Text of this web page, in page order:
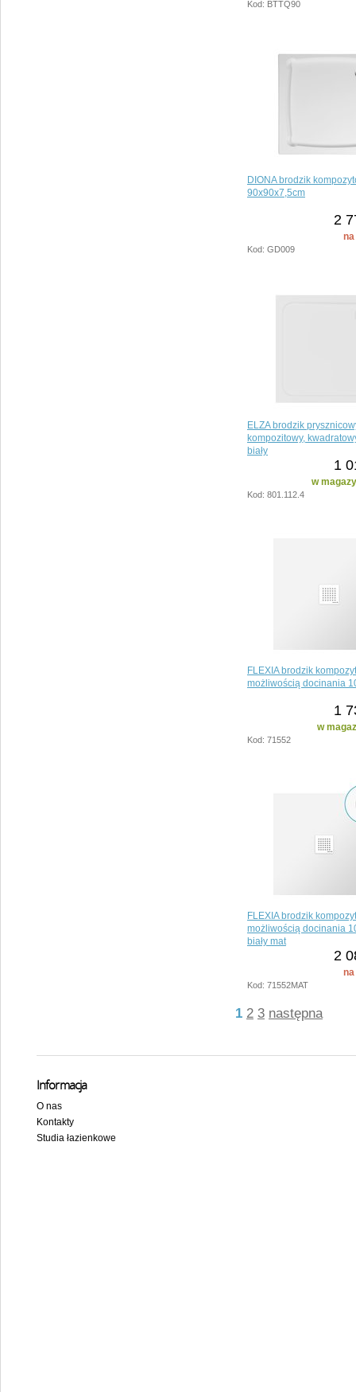
Kod: BTTQ90
DIONA brodzik
90x90x7,5cm
2
Kod: GD009
ELZA brodzik
kompozitowy,
biały
1
w
Kod: 801.112.4
FLEXIA brodzik
możliwością docinania
1
w
Kod: 71552
FLEXIA brodzik
możliwością docinania
biały mat
2
Kod: 71552MAT
1 2 3 następna
Informacja
O nas
Kontakty
Studia łazienkowe